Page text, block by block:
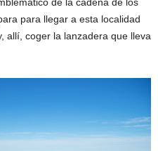
para llegar a esta localidad
allí, coger la lanzadera que lleva